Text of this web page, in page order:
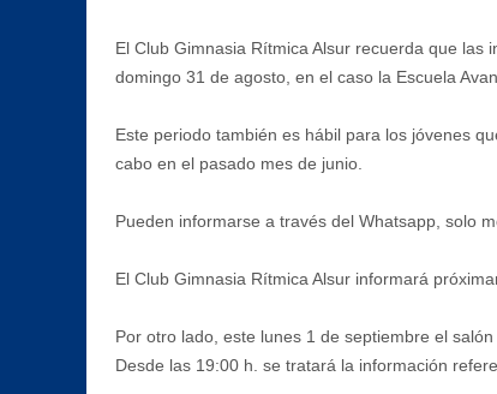
El Club Gimnasia Rítmica Alsur recuerda que
domingo 31 de agosto, en el caso la Escuela
Este periodo también es hábil para los jóvenes
cabo en el pasado mes de junio.
Pueden informarse a través del Whatsapp, solo
El Club Gimnasia Rítmica Alsur informará
Por otro lado, este lunes 1 de septiembre el
Desde las 19:00 h. se tratará la información